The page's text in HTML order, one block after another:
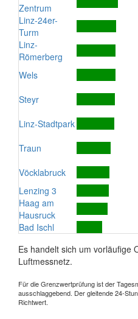
Zentrum
Linz-24er-
Turm
Linz-
Römerberg
Wels
Steyr
Linz-Stadtpark
Traun
Vöcklabruck
Lenzing 3
Haag am
Hausruck
Bad Ischl
Es handelt sich um vorläufige
Luftmessnetz.
Für die Grenzwertprüfung ist der
ausschlaggebend. Der gleitende 24-
Richtwert.